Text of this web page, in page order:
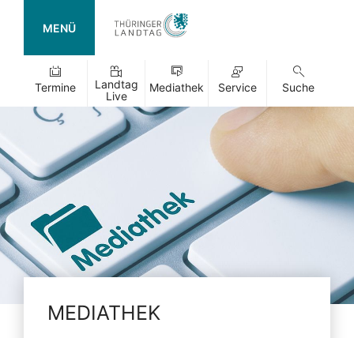
MENÜ
Termine
Landtag
Live
Mediathek Service Suche
MEDIATHEK